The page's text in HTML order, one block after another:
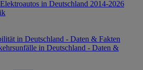
in Deutschland 2014-2026
in Deutschland - Daten & Fakten
in Deutschland - Daten &